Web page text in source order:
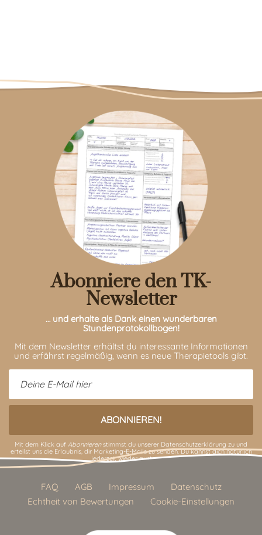
Abonniere den TK-
Newsletter
… und erhalte als Dank einen wunderbaren
Stundenprotokollbogen!
Mit dem Newsletter erhältst du interessante Informationen
und erfährst regelmäßig, wenn es neue Therapietools gibt.
Mit dem Klick auf Abonnierenstimmst du unserer Datenschutzerklärung zu und
erteilst uns die Erlaubnis, dir Marketing-E-Mails zu senden. Du kannst dich natürlich
jederzeit wieder austragen.
FAQ AGB Impressum
Datenschutz
Echtheit von Bewertungen
Cookie-Einstellungen